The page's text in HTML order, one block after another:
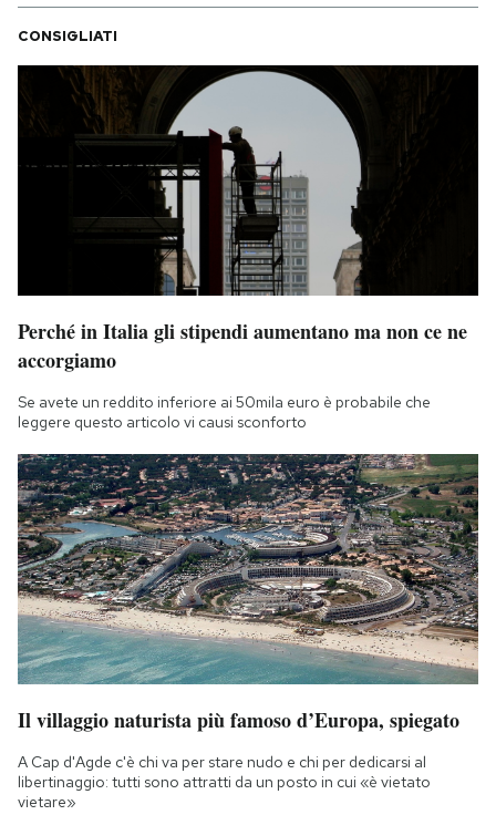
SHOP
CALENDARIO
AREA PERSONALE
Area Personale
Regala il Post
Hai bisogno di aiuto?
Esci
CONSIGLIATI
Perché in Italia gli stipendi aumentano ma non ce ne
accorgiamo
Se avete un reddito inferiore ai 50mila euro è probabile che
leggere questo articolo vi causi sconforto
Il villaggio naturista più famoso d’Europa, spiegato
A Cap d'Agde c'è chi va per stare nudo e chi per dedicarsi al
libertinaggio: tutti sono attratti da un posto in cui «è vietato
vietare»